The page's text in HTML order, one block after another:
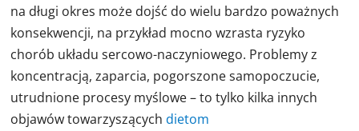
na długi okres może dojść do wielu bardzo poważnych
konsekwencji, na przykład mocno wzrasta ryzyko
chorób układu sercowo-naczyniowego. Problemy z
koncentracją, zaparcia, pogorszone samopoczucie,
utrudnione procesy myślowe – to tylko kilka innych
objawów towarzyszącychdietom